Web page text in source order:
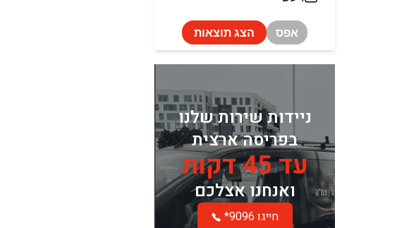
אפס הצג תוצאות
ניידות שירות שלנו
בפריסה ארצית
עד 45 דקות
ואנחנו אצלכם
*חייגו 9096